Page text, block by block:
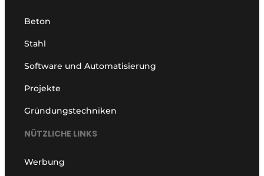
Beton
Stahl
Software und Automatisierung
Projekte
Gründungstechniken
NÜTZLICHE LINKS
Werbung